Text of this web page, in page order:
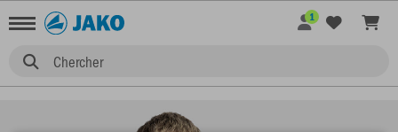
Chercher
1